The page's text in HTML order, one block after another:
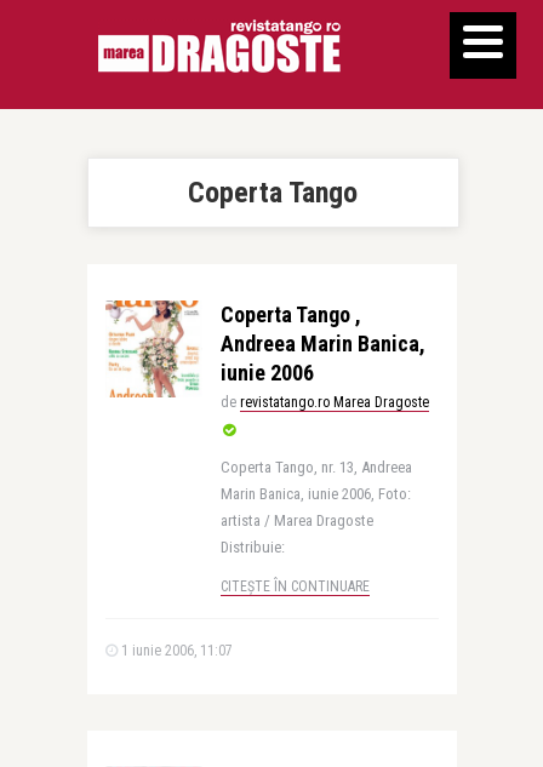
Coperta Tango
Coperta Tango ,
Andreea Marin Banica,
iunie 2006
de revistatango.ro Marea Dragoste
Coperta Tango, nr. 13, Andreea
Marin Banica, iunie 2006, Foto:
artista / Marea Dragoste
Distribuie:
CITEȘTE ÎN CONTINUARE
1 iunie 2006, 11:07